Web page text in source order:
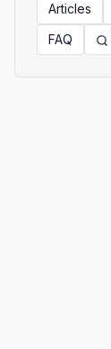
Articles
FAQ